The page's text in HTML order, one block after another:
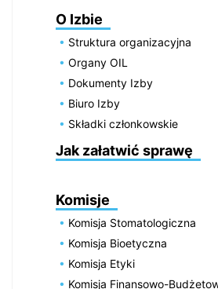
O Izbie
Struktura organizacyjna
Organy OIL
Dokumenty Izby
Biuro Izby
Składki członkowskie
Jak załatwić sprawę
Komisje
Komisja Stomatologiczna
Komisja Bioetyczna
Komisja Etyki
Komisja Finansowo-